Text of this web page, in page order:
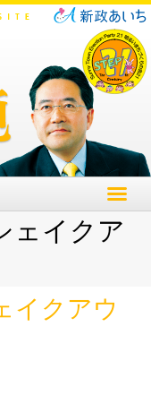
ェイクア
イクアウ